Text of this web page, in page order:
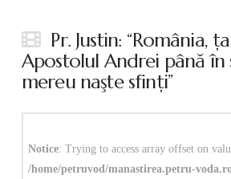
Pr. Justin: “România,
Apostolul Andrei până în
mereu naşte sfinţi”
Notice: Trying to access array offset on
/home/petruvod/manastirea.petru-